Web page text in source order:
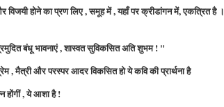
विजयी होने का प्रण लिए , समूह में , यहाँ पर क्रीडांगन में, एकत्रित है ।
बंधू भावनाएं , शास्वत सुविकसित अति शुभम ! "
, मैत्री और परस्पर आदर विकसित हो ये कवि की प्रार्थना है
होंगीं , ये आशा है !